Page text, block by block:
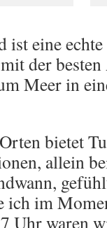
ist eine
der
Meer in
bietet
allein
ich im
Uhr waren